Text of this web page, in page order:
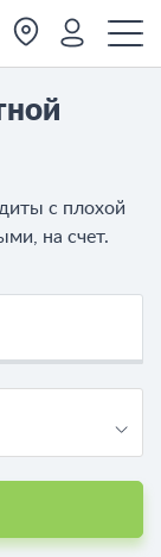
с плохой
на счет.
банк или
на